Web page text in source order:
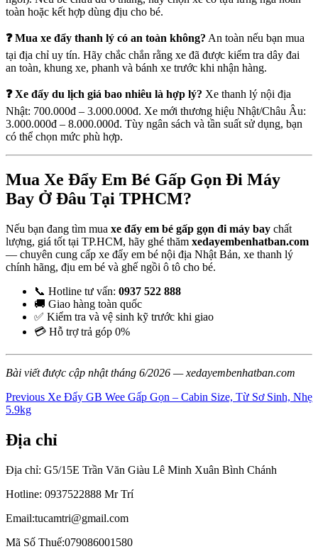
toàn hoặc kết hợp dùng địu cho bé.
❓ Mua xe đẩy thanh lý có an toàn không? An toàn nếu bạn mua
tại địa chỉ uy tín. Hãy chắc chắn rằng xe đã được kiểm tra dây đai
an toàn, khung xe, phanh và bánh xe trước khi nhận hàng.
❓ Xe đẩy du lịch giá bao nhiêu là hợp lý? Xe thanh lý nội địa
Nhật: 700.000đ – 3.000.000đ. Xe mới thương hiệu Nhật/Châu Âu:
3.000.000đ – 8.000.000đ. Tùy ngân sách và tần suất sử dụng, bạn
có thể chọn mức phù hợp.
Mua Xe Đẩy Em Bé Gấp Gọn Đi Máy
Bay Ở Đâu Tại TPHCM?
Nếu bạn đang tìm mua xe đẩy em bé gấp gọn đi máy bay chất
lượng, giá tốt tại TP.HCM, hãy ghé thăm xedayembenhatban.com
— chuyên cung cấp xe đẩy em bé nội địa Nhật Bản, xe thanh lý
chính hãng, địu em bé và ghế ngồi ô tô cho bé.
📞 Hotline tư vấn: 0937 522 888
🚚 Giao hàng toàn quốc
✅ Kiểm tra và vệ sinh kỹ trước khi giao
💳 Hỗ trợ trả góp 0%
Bài viết được cập nhật tháng 6/2026 — xedayembenhatban.com
Điều
hướng
bài
Previous Previous
Xe Đẩy GB Wee Gấp Gọn – Cabin Size, Từ Sơ Sinh, Nhẹ
5.9kg
Địa chỉ
Địa chỉ: G5/15E Trần Văn Giàu Lê Minh Xuân Bình Chánh
Hotline: 0937522888 Mr Trí
Email:tucamtri@gmail.com
Mã Số Thuế:079086001580